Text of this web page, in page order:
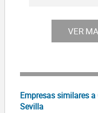
VER
Empresas similares a
Sevilla